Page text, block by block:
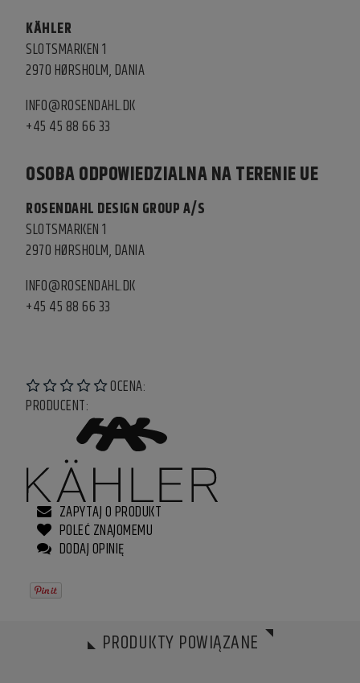
KÄHLER
SLOTSMARKEN 1
2970 HØRSHOLM, DANIA
INFO@ROSENDAHL.DK
+45 45 88 66 33
OSOBA ODPOWIEDZIALNA NA TERENIE UE
ROSENDAHL DESIGN GROUP A/S
SLOTSMARKEN 1
2970 HØRSHOLM, DANIA
INFO@ROSENDAHL.DK
+45 45 88 66 33
OCENA:
PRODUCENT:
ZAPYTAJ O PRODUKT
POLEĆ ZNAJOMEMU
DODAJ OPINIĘ
PRODUKTY POWIĄZANE